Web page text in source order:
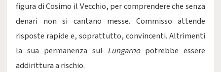
figura di Cosimo il Vecchio, per comprendere che senza
denari non si cantano messe. Commisso attende
risposte rapide e, soprattutto, convincenti. Altrimenti
la sua permanenza sul Lungarnopotrebbe essere
addirittura a rischio.